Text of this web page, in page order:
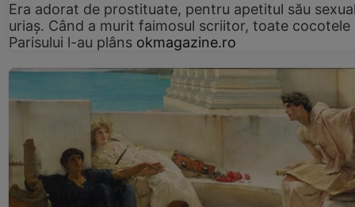
Era adorat de prostituate, pentru apetitul său
uriaș. Când a murit faimosul scriitor, toate cocotele
Parisului l-au plâns okmagazine.ro